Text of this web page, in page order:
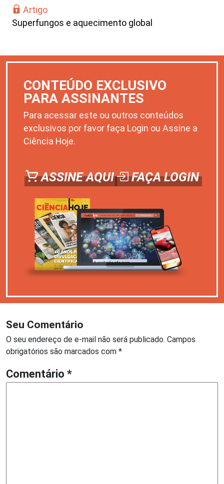
Artigo
Superfungos e aquecimento global
CONTEÚDO EXCLUSIVO
PARA ASSINANTES
Para acessar este ou outros conteúdos
exclusivos por favor faça Login ou Assine a
Ciência Hoje.
ASSINE AQUI FAÇA LOGIN
Seu Comentário
O seu endereço de e-mail não será publicado. Campos
obrigatórios são marcados com *
Comentário *